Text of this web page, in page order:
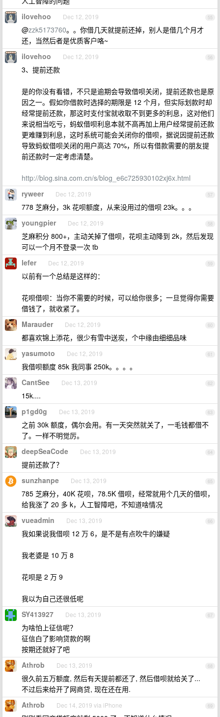
55
ilovehoo Dec 12, 2019
@zzk5173760。。你借几天就提前还掉，别人是借几个月才
还，当然后者是优质客户咯~
56
ilovehoo Dec 12, 2019
3、提前还款
是的你没有看错，不只是逾期会导致借呗关闭，提前还款也是原
因之一。假如你借款时选择的期限是 12 个月，但实际划款时却
经常提前还款，那这时支付宝就收取不到更多的利息，这对他们
来说相当吃亏，蚂蚁借呗利息本就不高再加上用户经常提前还款
更难赚到利息，这时系统可能会关闭你的借呗，据说因提前还款
导致蚂蚁借呗关闭的用户高达 70%，所以有借款需要的朋友提
前还款时一定考虑清楚。
http://blog.sina.com.cn/s/blog_e6c725930102xj6x.html
57
ryweer Dec 12, 2019
778 芝麻分，3k 花呗额度，从来没用过的借呗 23k。。。
58
youngpier Dec 12, 2019
芝麻积分 800+，主动关掉了借呗，花呗主动降到 2k，然后发现
可以一个月不登录一次 tb
59
lefer Dec 12, 2019
以前有一个总结是这样的：
花呗借呗：当你不需要的时候，可以给你很多；一旦觉得你需要
借钱了，就收紧了。
60
Marauder Dec 12, 2019
都喜欢锦上添花，很少有雪中送炭，个中缘由细细品味
61
yasumoto Dec 12, 2019
我借呗额度 85k 我同事 250k。。。。
62
CantSee Dec 13, 2019
15k....
63
p1gd0g Dec 13, 2019
之前 30k 额度，偶尔会用。有一天突然就关了，一毛钱都借不
了。一样不明觉厉。
64
deepSeaCode Dec 13, 2019
提前还款了？
65
sunzhanpe Dec 13, 2019
785 芝麻分，40K 花呗，78.5K 借呗，经常就用个几天的借呗，
给我涨了 20 多 k，人工智障吧，不知道啥情况
66
vueadmin Dec 13, 2019
我如果说我借呗 12 万 6，是不是有点吹牛的嫌疑
我老婆是 10 万 8
花呗是 2 万 9
我以为自己还很低呢
67
SY413927 Dec 13, 2019
为啥怕上征信呢？
征信白了影响贷款的啊
按期还就好了吧
68
Athrob Dec 13, 2019
很久前五万额度, 然后有天提前都还了, 然后借呗就给关了...
不过后来给开了网商贷, 现在还在用.
69
Athrob Dec 14, 2019 via iPhone